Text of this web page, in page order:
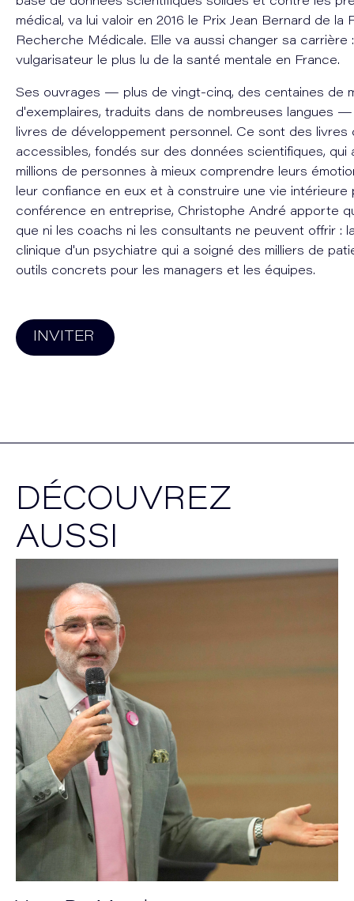
médical, va lui valoir en 2016 le Prix Jean Bernard de la
Recherche Médicale. Elle va aussi changer sa carrière
vulgarisateur le plus lu de la santé mentale en France.
Ses ouvrages — plus de vingt-cinq, des centaines de
d'exemplaires, traduits dans de nombreuses langues
livres de développement personnel. Ce sont des livres
accessibles, fondés sur des données scientifiques, qui
millions de personnes à mieux comprendre leurs
leur confiance en eux et à construire une vie intérieure
conférence en entreprise, Christophe André apporte
que ni les coachs ni les consultants ne peuvent offrir :
clinique d'un psychiatre qui a soigné des milliers de
outils concrets pour les managers et les équipes.
INVITER
DÉCOUVREZ
AUSSI